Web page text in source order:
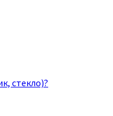
стекло)?